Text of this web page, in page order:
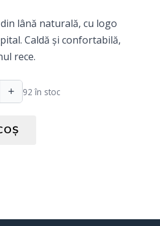
lână naturală, cu logo
Caldă și confortabilă,
rece.
+ 92 în stoc